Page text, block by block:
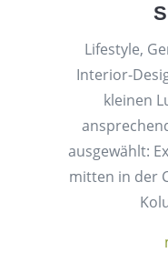
Lifestyle,
Interior-
kleinen
ausgewählt:
mitten in der